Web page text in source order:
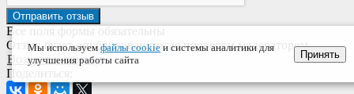
Все поля формы обязательны
Отзыв будет опубликован после проверки модератором
Возврат к списку
Поделиться:
Мы используем файлы cookieи системы аналитики для
улучшения работы сайта
Принять